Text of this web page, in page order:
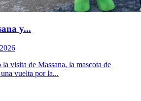
y...
visita de Massana, la mascota de
vuelta por la...